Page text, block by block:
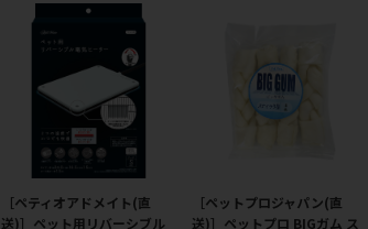
［ペティオアドメイト(直
送)］ペット用リバーシブル
［ペットプロジャパン(直
送)］ペットプロ BIGガム ス